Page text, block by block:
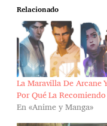
Relacionado
La Maravilla De Arcane
Por Qué La Recomiendo
En «Anime y Manga»